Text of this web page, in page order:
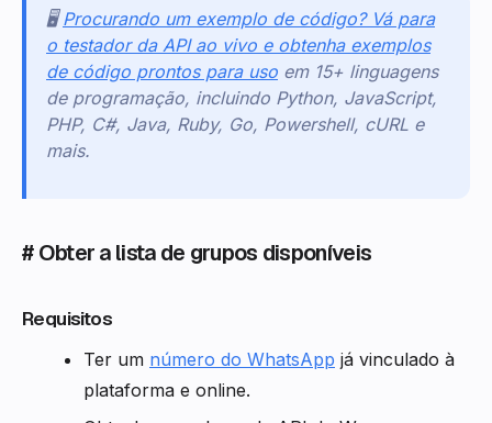
🖥️ Procurando um exemplo de código? Vá para
o testador da API ao vivo e obtenha exemplos
de código prontos para uso em 15+ linguagens
de programação, incluindo Python, JavaScript,
PHP, C#, Java, Ruby, Go, Powershell, cURL e
mais.
# Obter a lista de grupos disponíveis
Requisitos
Ter um número do WhatsApp já vinculado à
plataforma e online.